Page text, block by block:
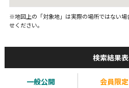
※地図上の「対象地」は実際の場所ではない場
せください。
検索結果
一般公開 会員限定